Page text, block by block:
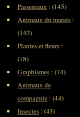
Passereaux : (145)
Animaux du marais :
(142)
Plantes et fleurs :
(78)
Graphismes : (74)
Animaux de
compagnie : (44)
Insectes : (43)